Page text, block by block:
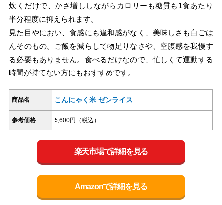
炊くだけで、かさ増ししながらカロリーも糖質も1食あたり
半分程度に抑えられます。
見た目やにおい、食感にも違和感がなく、美味しさも白ごは
んそのもの。ご飯を減らして物足りなさや、空腹感を我慢す
る必要もありません。食べるだけなので、忙しくて運動する
時間が持てない方にもおすすめです。
商品名 こんにゃく米 ゼンライス
参考価格 5,600円（税込）
楽天市場で詳細を見る
Amazonで詳細を見る